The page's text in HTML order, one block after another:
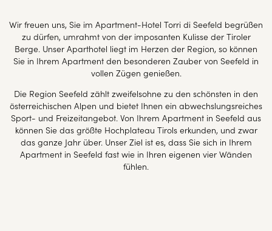
Wir freuen uns, Sie im Apartment-Hotel Torri di Seefeld begrüßen
zu dürfen, umrahmt von der imposanten Kulisse der Tiroler
Berge. Unser Aparthotel liegt im Herzen der Region, so können
Sie in Ihrem Apartment den besonderen Zauber von Seefeld in
vollen Zügen genießen.
Die Region Seefeld zählt zweifelsohne zu den schönsten in den
österreichischen Alpen und bietet Ihnen ein abwechslungsreiches
Sport- und Freizeitangebot. Von Ihrem Apartment in Seefeld aus
können Sie das größte Hochplateau Tirols erkunden, und zwar
das ganze Jahr über. Unser Ziel ist es, dass Sie sich in Ihrem
Apartment in Seefeld fast wie in Ihren eigenen vier Wänden
fühlen.